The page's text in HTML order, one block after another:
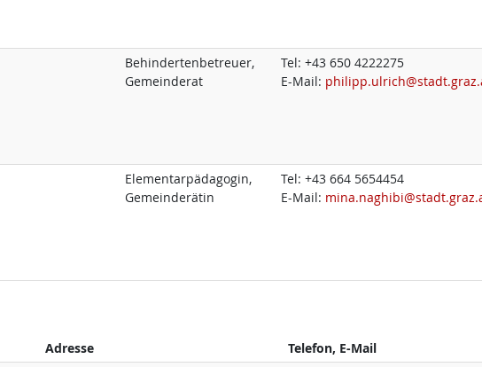
Behindertenbetreuer,
Gemeinderat
Tel:+43 650 4222275
E-Mail:
Elementarpädagogin,
Gemeinderätin
Tel:+43 664 5654454
E-Mail:
Adresse
Telefon, E-Mail